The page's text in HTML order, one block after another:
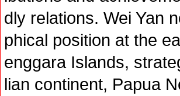
dly relations. Wei Yan
phical position at the
enggara Islands,
lian continent, Papua